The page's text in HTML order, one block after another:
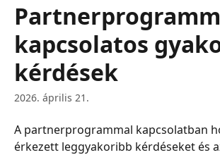
kapcsolatos
kérdések
2026. április 21.
A partnerprogrammal kapcsolatban
érkezett leggyakoribb kérdéseket és